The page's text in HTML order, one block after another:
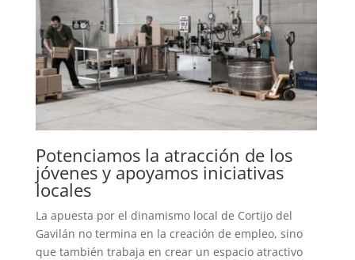
Potenciamos la atracción de los
jóvenes y apoyamos iniciativas
locales
La apuesta por el dinamismo local de Cortijo del
Gavilán no termina en la creación de empleo, sino
que también trabaja en crear un espacio atractivo